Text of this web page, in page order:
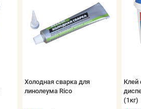
Холодная сварка для
линолеума Rico
Клей
(1кг)